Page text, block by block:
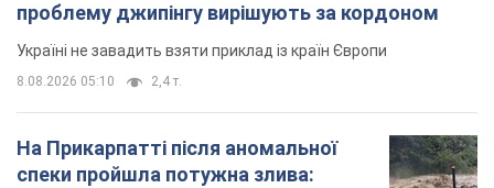
проблему джипінгу вирішують за кордоном
Україні не завадить взяти приклад із країн Європи
8.08.2026 05:10 2,4 т.
На Прикарпатті після аномальної
спеки пройшла потужна злива: